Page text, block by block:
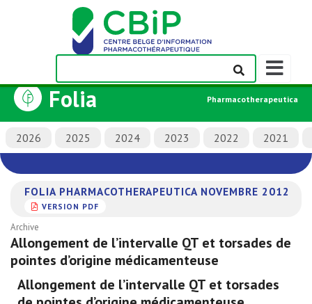
Afficher/
la
de
navigation
Folia Pharmacotherapeutica
2026 2025 2024 2023 2022 2021
FOLIA PHARMACOTHERAPEUTICA NOVEMBRE 2012
VERSION PDF
Archive
Allongement de l’intervalle QT et torsades de
pointes d’origine médicamenteuse
Allongement de l’intervalle QT et torsades